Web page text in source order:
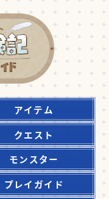
アイテム
クエスト
モンスター
プレイガイド